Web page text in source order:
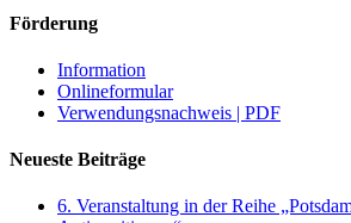
Förderung
Information
Onlineformular
Verwendungsnachweis | PDF
Neueste Beiträge
6. Veranstaltung in der Reihe